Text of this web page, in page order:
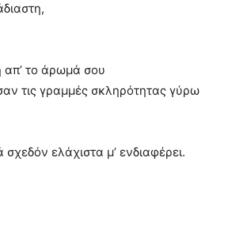
απ’ το άρωμά σου
τις γραμμές σκληρότητας γύρω
σχεδόν ελάχιστα μ’ ενδιαφέρει.